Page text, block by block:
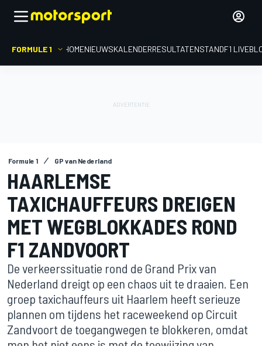
FORMULE 1 HOMENIEUWSKALENDERRESULTATENSTANDF1
Formule 1 GP van Nederland
HAARLEMSE
TAXICHAUFFEURS DREIGEN
MET WEGBLOKKADES ROND
F1 ZANDVOORT
De verkeerssituatie rond de Grand Prix van
Nederland dreigt op een chaos uit te draaien. Een
groep taxichauffeurs uit Haarlem heeft serieuze
plannen om tijdens het raceweekend op Circuit
Zandvoort de toegangwegen te blokkeren, omdat